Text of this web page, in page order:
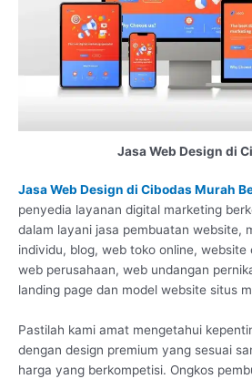
Jasa Web Design di
Jasa Web Design di Cibodas Murah
penyedia layanan digital marketing
dalam layani jasa pembuatan website,
individu, blog, web toko online,
web perusahaan, web undangan
landing page dan model website situs
Pastilah kami amat mengetahui
dengan design premium yang sesuai
harga yang berkompetisi. Ongkos